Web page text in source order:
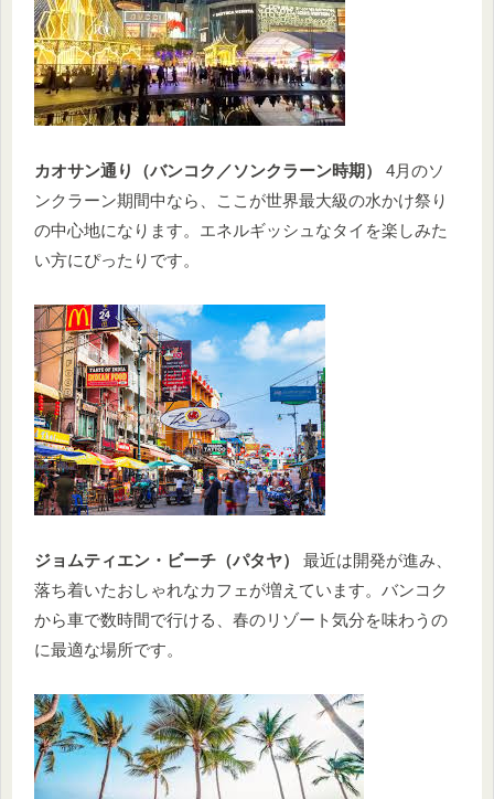
カオサン通り（バンコク／ソンクラーン時期）
4月のソ
ンクラーン期間中なら、ここが世界最大級の水かけ祭り
の中心地になります。エネルギッシュなタイを楽しみた
い方にぴったりです。
ジョムティエン・ビーチ（パタヤ）
最近は開発が進み、
落ち着いたおしゃれなカフェが増えています。バンコク
から車で数時間で行ける、春のリゾート気分を味わうの
に最適な場所です。